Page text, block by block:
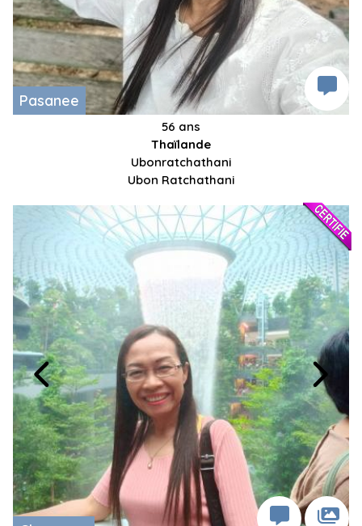
Pasanee
56 ans
Thaïlande
Ubonratchathani
Ubon Ratchathani